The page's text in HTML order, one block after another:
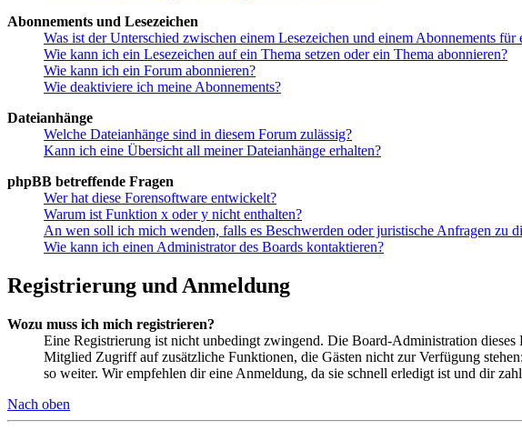
Abonnements und Lesezeichen
Was ist der Unterschied zwischen einem Lesezeichen und einem Abonnements für
Wie kann ich ein Lesezeichen auf ein Thema setzen oder ein Thema abonnieren?
Wie kann ich ein Forum abonnieren?
Wie deaktiviere ich meine Abonnements?
Dateianhänge
Welche Dateianhänge sind in diesem Forum zulässig?
Kann ich eine Übersicht all meiner Dateianhänge erhalten?
phpBB betreffende Fragen
Wer hat diese Forensoftware entwickelt?
Warum ist Funktion x oder y nicht enthalten?
An wen soll ich mich wenden, falls es Beschwerden oder juristische Anfragen zu
Wie kann ich einen Administrator des Boards kontaktieren?
Registrierung und Anmeldung
Wozu muss ich mich registrieren?
Eine Registrierung ist nicht unbedingt zwingend. Die Board-Administration dieses
Mitglied Zugriff auf zusätzliche Funktionen, die Gästen nicht zur Verfügung
so weiter. Wir empfehlen dir eine Anmeldung, da sie schnell erledigt ist und dir
Nach oben